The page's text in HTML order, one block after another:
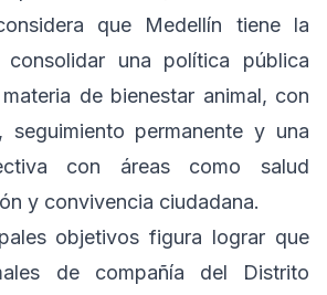
que Medellín tiene la
consolidar una política pública
de bienestar animal, con
seguimiento permanente y una
con áreas como salud
y convivencia ciudadana.
objetivos figura lograr que
de compañía del Distrito